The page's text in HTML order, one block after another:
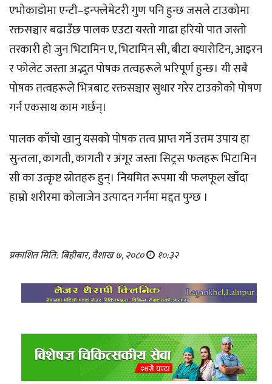
एभोकाडोमा एन्टी–इन्फ्लेमेटरी गुण पनि हुन्छ जसले टाउकोमा
रक्तसञ्चार बढाउँछ पालक एउटा यस्तो गाढा हरियो पात जस्तो
तरकारी हो जुन भिटामिन ए, भिटामिन सी, बीटा क्यारोटिन, आइरन
र फोलेट जस्ता अद्भुत पोषक तत्वहरूले भरिपूर्ण हुन्छ। यी सबै
पोषक तत्वहरूले भित्रबाट रक्तसञ्चार सुधार गरेर टाउकोको पोषण
गर्न एकसाथ काम गर्छन्।
पालक काँचो खानु यसको पोषक तत्व प्राप्त गर्ने उत्तम उपाय हा
सुन्तला, कागती, कागती र अंगूर जस्ता सिट्रस फलहरू भिटामिन
सी का उत्कृष्ट स्रोतहरु हुन्। नियमित रूपमा यी फलफूल खाँदा
हाम्रो शरीरमा कोलाजेन उत्पादन गर्नमा मद्दत पुग्छ ।
प्रकाशित मिति: बिहीबार, वैशाख ७, २०८० १०:३२